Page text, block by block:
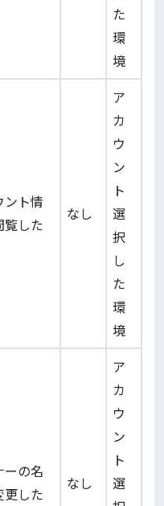
た
環
境
ント情
覧した
なし
ア
カ
ウ
ン
ト
選
択
し
た
環
境
ーの名
更した
なし
ア
カ
ウ
ン
ト
選